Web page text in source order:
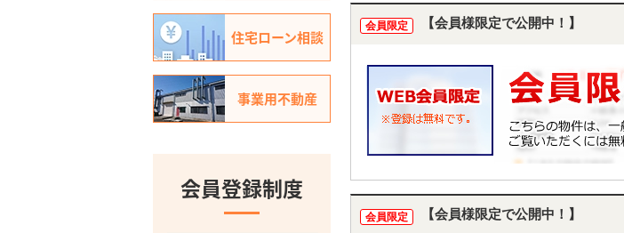
会員限定 【会員様限定で公開中！】
会員限定 【会員様限定で公開中！】
住宅ローン相談
事業用不動産
会員登録制度